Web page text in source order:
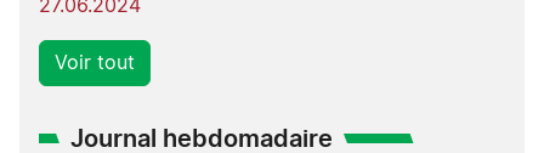
27.06.2024
Voir tout
Journal hebdomadaire